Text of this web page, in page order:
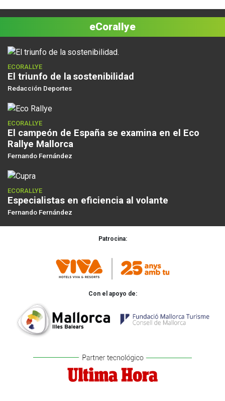
eCorallye
ECORALLYE
El triunfo de la sostenibilidad
Redacción Deportes
ECORALLYE
El campeón de España se examina en el Eco
Rallye Mallorca
Fernando Fernández
ECORALLYE
Especialistas en eficiencia al volante
Fernando Fernández
Patrocina:
Con el apoyo de: